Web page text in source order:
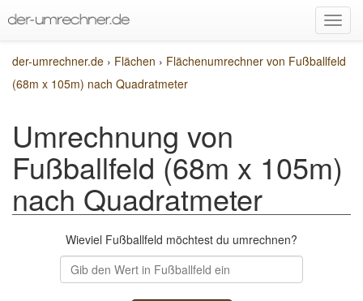
der-umrechner.de › Flächen › Flächenumrechner von Fußballfeld
(68m x 105m) nach Quadratmeter
Umrechnung von
Fußballfeld (68m x 105m)
nach Quadratmeter
Wieviel Fußballfeld möchtest du umrechnen?